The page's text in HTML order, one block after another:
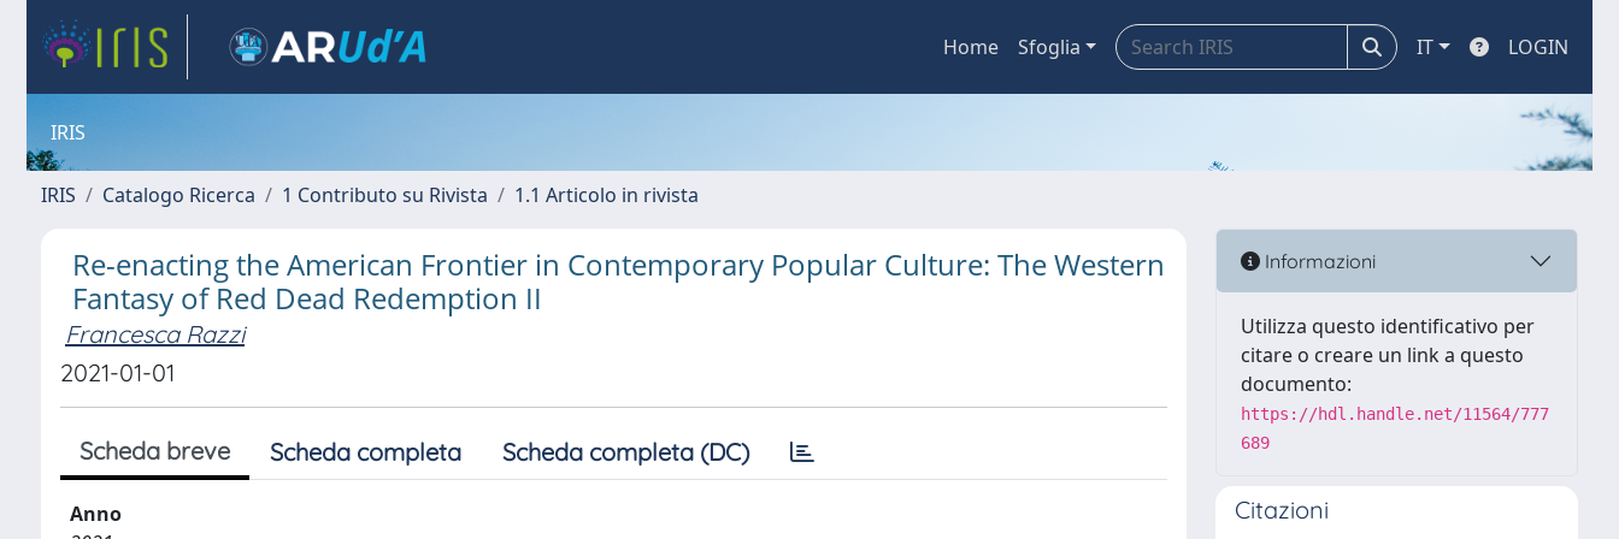
Home Sfoglia IT LOGIN
IRIS
IRIS Catalogo Ricerca 1 Contributo su Rivista 1.1 Articolo in rivista
Re-enacting the American Frontier in Contemporary Popular Culture: The Western
Fantasy of Red Dead Redemption II
Francesca Razzi
2021-01-01
Scheda breve Scheda completa Scheda completa (DC)
Anno
Informazioni
Utilizza questo identificativo per
citare o creare un link a questo
documento:
https://hdl.handle.net/11564/777
689
Citazioni